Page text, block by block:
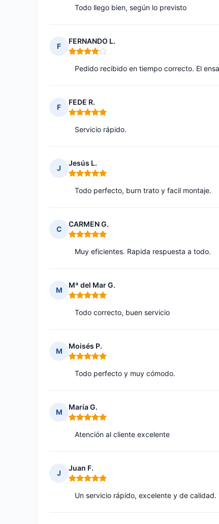
Todo llego bien, según lo previsto
F
FERNANDO L.
Nota: 4 de 5
Pedido recibido en tiempo correcto. El
F
FEDE R.
Nota: 5 de 5
Servicio rápido.
J
Jesús L.
Nota: 5 de 5
Todo perfecto, burn trato y facil montaje.
C
CARMEN G.
Nota: 5 de 5
Muy eficientes. Rapida respuesta a todo.
M
Mª del Mar G.
Nota: 5 de 5
Todo correcto, buen servicio
M
Moisés P.
Nota: 5 de 5
Todo perfecto y muy cómodo.
M
María G.
Nota: 5 de 5
Atención al cliente excelente
J
Juan F.
Nota: 5 de 5
Un servicio rápido, excelente y de calidad.